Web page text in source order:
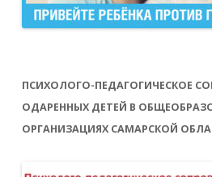
ПСИХОЛОГО-ПЕДАГОГИЧЕСКОЕ
ОДАРЕННЫХ ДЕТЕЙ В
ОРГАНИЗАЦИЯХ САМАРСКОЙ